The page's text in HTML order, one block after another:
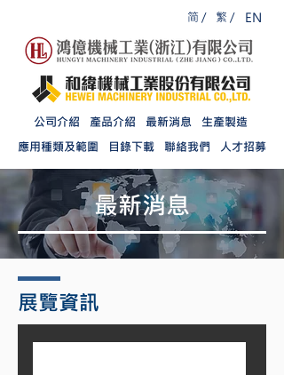
简 / 繁 / EN
公司介紹 產品介紹 最新消息
生產製造
應用種類及範圍
目錄下載 聯絡我們 人才招募
最新消息
展覽資訊